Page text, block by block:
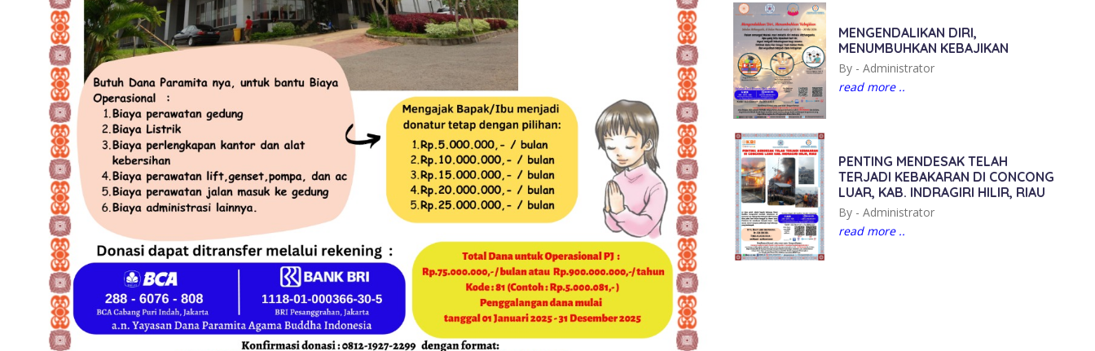
MENGENDALIKAN DIRI,
MENUMBUHKAN KEBAJIKAN
By -Administrator
read more ..
PENTING MENDESAK TELAH
TERJADI KEBAKARAN DI CONCONG
LUAR, KAB. INDRAGIRI HILIR, RIAU
By -Administrator
read more ..